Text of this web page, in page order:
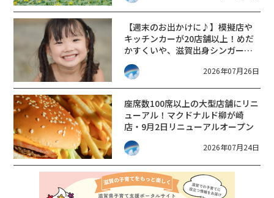
【週末のお出かけに♪】模擬店や
キッチンカーが20店舗以上！めだ
かすくいや、滋賀出身シンガーソ
ングライターによるライブなど。
【和邇ふれあい夏祭り】2026年07月26日
座席数100席以上の大型店舗にリニ
ューアル！マクドナルド柳が崎
店・9月2日リニューアルオープン
2026年07月24日